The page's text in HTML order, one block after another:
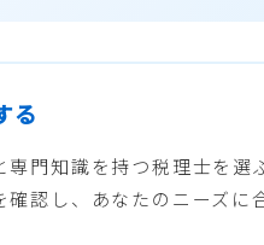
る
門知識を持つ税理士を選
認し、あなたのニーズに